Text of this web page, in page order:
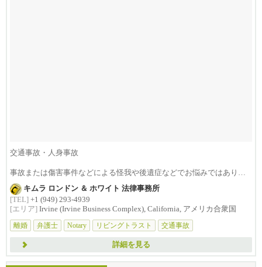
交通事故・人身事故
事故または傷害事件などによる怪我や後遺症などでお悩みではありま
せんか？損害賠償は治療費...
キムラ ロンドン ＆ ホワイト 法律事務所
[TEL] +1 (949) 293-4939
[エリア] Irvine (Irvine Business Complex), California, アメリカ合衆国
離婚
弁護士 Notary リビングトラスト 交通事故
詳細を見る